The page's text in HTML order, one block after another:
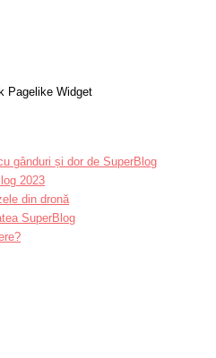
gânduri și dor de SuperBlog
2023
din dronă
SuperBlog